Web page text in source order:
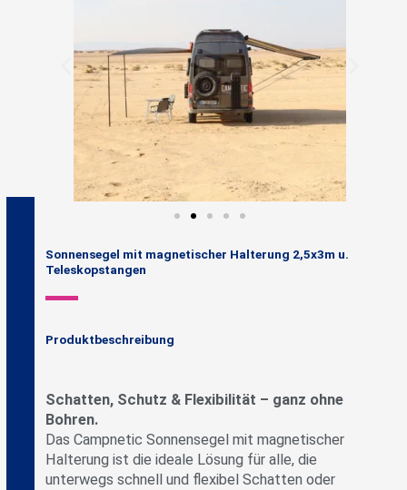
Sonnensegel mit magnetischer Halterung 2,5x3m u.
Teleskopstangen
Produktbeschreibung
Schatten, Schutz & Flexibilität – ganz ohne
Bohren.
Das Campnetic Sonnensegel mit magnetischer
Halterung ist die ideale Lösung für alle, die
unterwegs schnell und flexibel Schatten oder